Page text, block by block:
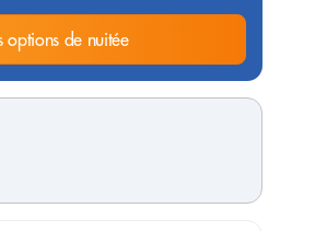
options de nuitée